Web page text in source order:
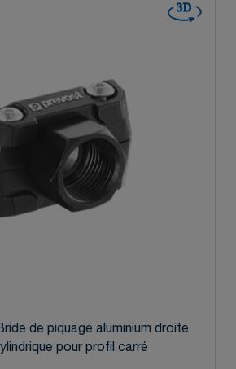
de piquage aluminium droite
pour profil carré
3D